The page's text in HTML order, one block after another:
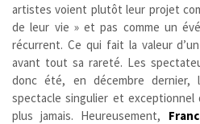
artistes voient plutôt leur projet
de leur vie » et pas comme un
récurrent. Ce qui fait la valeur
avant tout sa rareté. Les
donc été, en décembre dernier,
spectacle singulier et
plus jamais. Heureusement,